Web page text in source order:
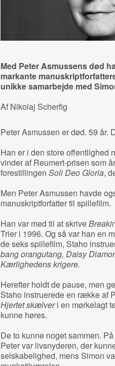
Med Peter Asmussens død
markante
unikke samarbejde med
Af Nikolaj Scherfig
Peter Asmussen er død. 59 år.
Han er i den store offentlighed
vinder af Reumert-prisen som
forestillingen Soli Deo Gloria,
Men Peter Asmussen havde
manuskriptforfatter til spillefilm.
Han var med til at skrive
Trier i 1996. Og så var han en
de seks spillefilm, Staho
bang orangutang, Daisy
Kærlighedens krigere.
Herefter holdt de pause, men
Staho instruerede en række af
Hjertet skælveri en mørkelagt
kunne høres.
De to kunne noget sammen.
Peter var livsnyderen, der
selskabelighed, mens Simon